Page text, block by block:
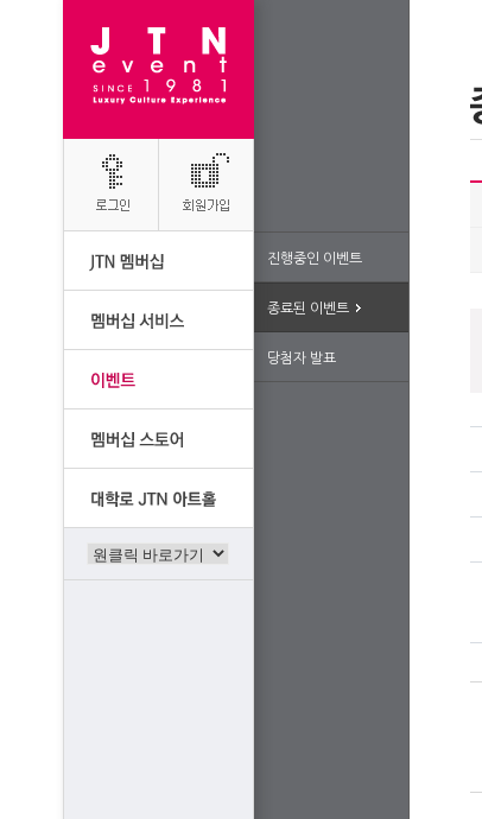
진행중인 이벤트
종료된 이벤트
당첨자 발표